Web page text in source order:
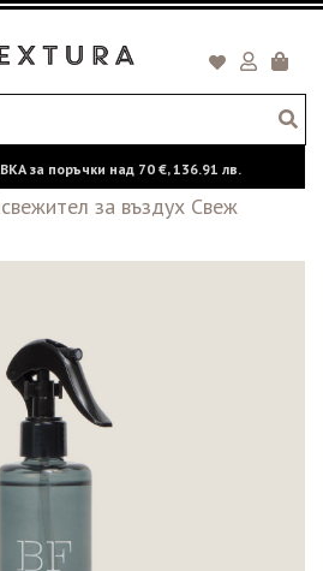
за поръчки над 70 €,136.91 лв.
за въздух Свеж